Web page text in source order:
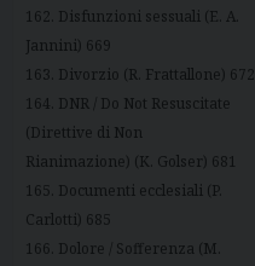
162. Disfunzioni sessuali (E. A.
Jannini) 669
163. Divorzio (R. Frattallone) 672
164. DNR / Do Not Resuscitate
(Direttive di Non
Rianimazione) (K. Golser) 681
165. Documenti ecclesiali (P.
Carlotti) 685
166. Dolore / Sofferenza (M.